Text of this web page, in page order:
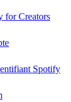
for Creators
Spotify